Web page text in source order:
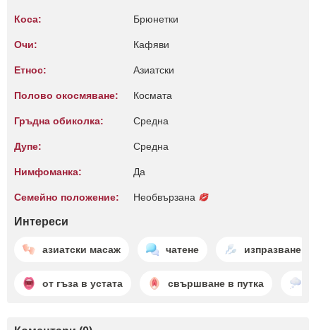
Коса: Брюнетки
Очи: Кафяви
Етнос: Азиатски
Полово окосмяване: Космата
Гръдна обиколка: Среднa
Дупе: Среднa
Нимфоманка: Да
Семейно положение: Необвързана
Интереси
азиатски масаж чатене изпразване
от гъза в устата свършване в путка